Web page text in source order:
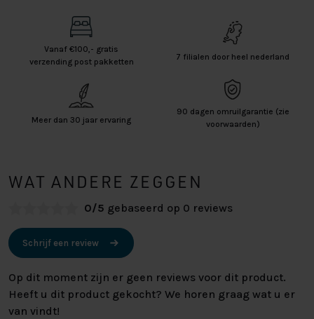
Vanaf €100,- gratis
verzending post pakketten
7 filialen door heel nederland
Meer dan 30 jaar ervaring
90 dagen omruilgarantie (zie
voorwaarden)
WAT ANDERE ZEGGEN
0/5 gebaseerd op 0 reviews
Schrijf een review
Op dit moment zijn er geen reviews voor dit product.
Heeft u dit product gekocht? We horen graag wat u er
van vindt!